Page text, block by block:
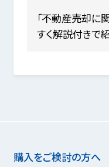
「不動産売却に
すく解説付きで
購入をご検討の方へ